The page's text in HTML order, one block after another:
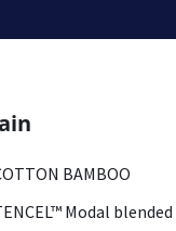
BAMBOO
Modal